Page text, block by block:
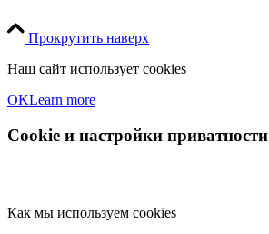
Прокрутить наверх
Наш сайт использует cookies
OKLearn more
Cookie и настройки приватности
Как мы используем cookies